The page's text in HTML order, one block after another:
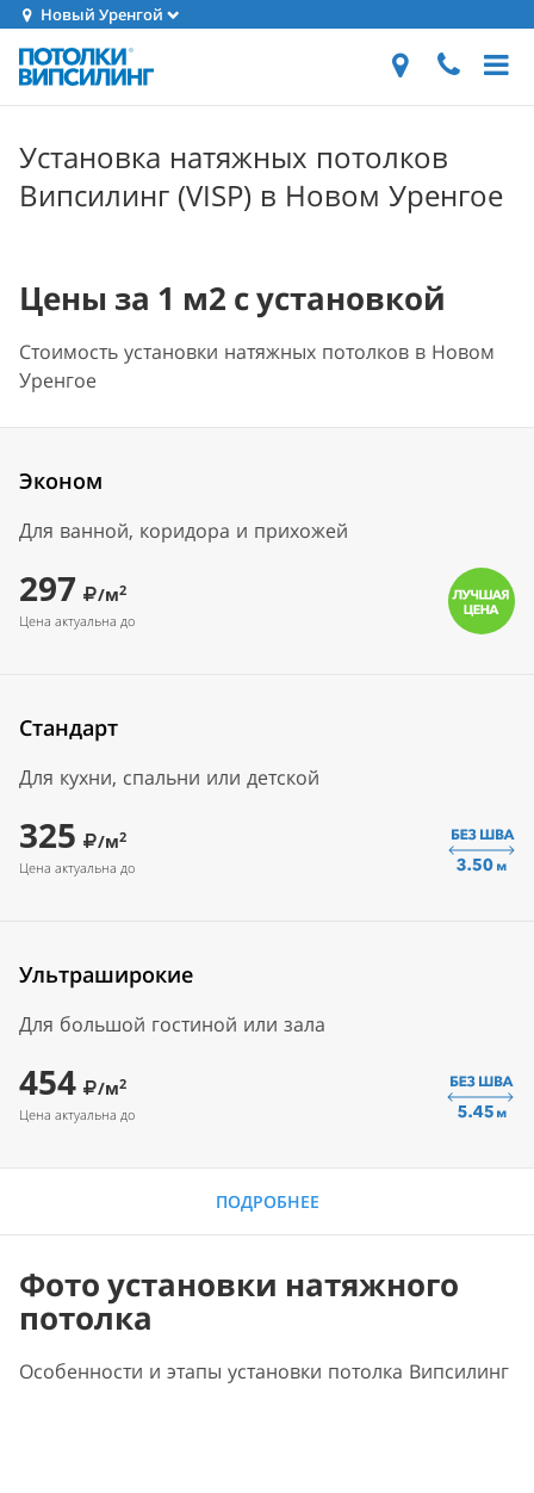
Новый Уренгой
Установка натяжных потолков
Випсилинг (VISP) в Новом Уренгое
Цены за 1 м2 с установкой
Стоимость установки натяжных потолков в Новом
Уренгое
Эконом
Для ванной, коридора и прихожей
297 /м2
Цена актуальна до
Стандарт
Для кухни, спальни или детской
325 /м2
Цена актуальна до
Ультраширокие
Для большой гостиной или зала
454 /м2
Цена актуальна до
ПОДРОБНЕЕ
Фото установки натяжного
потолка
Особенности и этапы установки потолка Випсилинг